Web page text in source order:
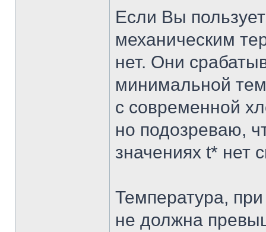
Если Вы
механическим
нет. Они
минимальной
с современной
но подозреваю,
значениях t* нет
Температура,
не должна